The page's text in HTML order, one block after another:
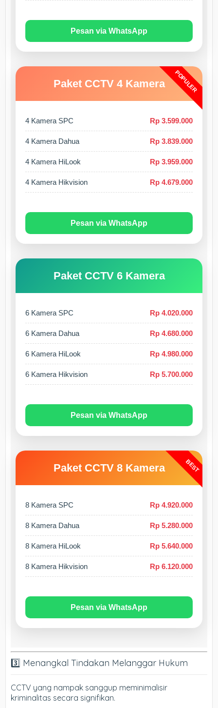
Pesan via WhatsApp
POPULER
Paket CCTV 4 Kamera
4 Kamera SPC Rp 3.599.000
4 Kamera Dahua Rp 3.839.000
4 Kamera HiLook Rp 3.959.000
4 Kamera Hikvision Rp 4.679.000
Pesan via WhatsApp
Paket CCTV 6 Kamera
6 Kamera SPC Rp 4.020.000
6 Kamera Dahua Rp 4.680.000
6 Kamera HiLook Rp 4.980.000
6 Kamera Hikvision Rp 5.700.000
Pesan via WhatsApp
BEST
Paket CCTV 8 Kamera
8 Kamera SPC Rp 4.920.000
8 Kamera Dahua Rp 5.280.000
8 Kamera HiLook Rp 5.640.000
8 Kamera Hikvision Rp 6.120.000
Pesan via WhatsApp
3️⃣ Menangkal Tindakan Melanggar Hukum
CCTV yang nampak sanggup meminimalisir
kriminalitas secara signifikan.